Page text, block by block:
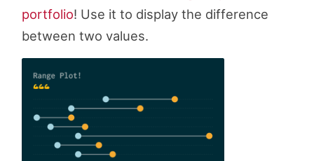
portfolio! Use it to display the difference
between two values.